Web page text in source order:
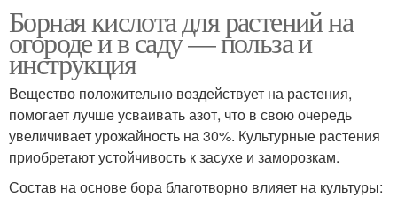
Борная кислота для растений на
огороде и в саду — польза и
инструкция
Вещество положительно воздействует на растения,
помогает лучше усваивать азот, что в свою очередь
увеличивает урожайность на 30%. Культурные растения
приобретают устойчивость к засухе и заморозкам.
Состав на основе бора благотворно влияет на культуры: